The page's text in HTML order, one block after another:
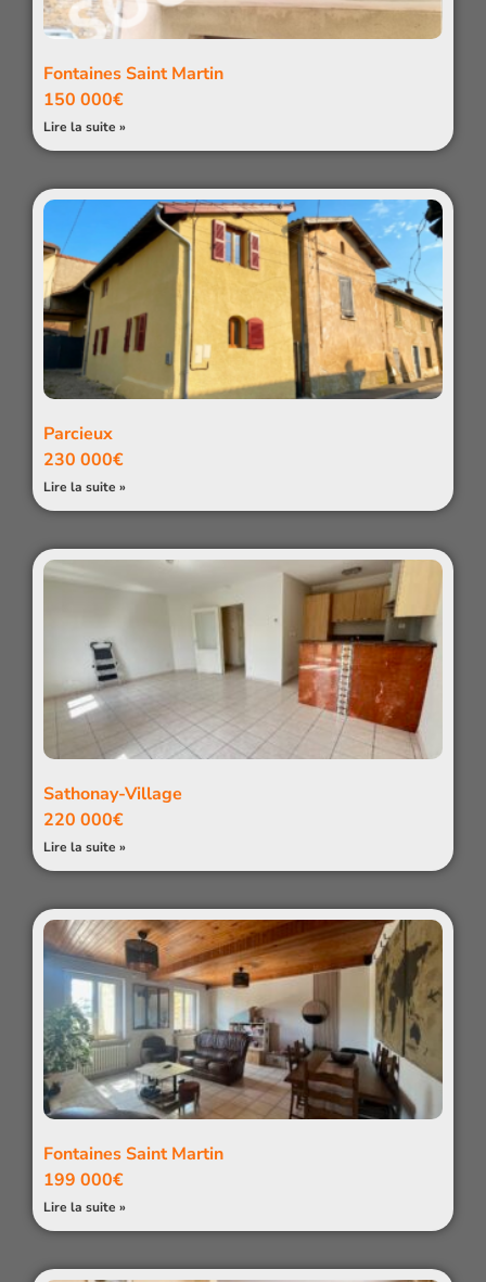
Fontaines Saint Martin
150 000€
Lire la suite »
Parcieux
230 000€
Lire la suite »
Sathonay-Village
220 000€
Lire la suite »
Fontaines Saint Martin
199 000€
Lire la suite »